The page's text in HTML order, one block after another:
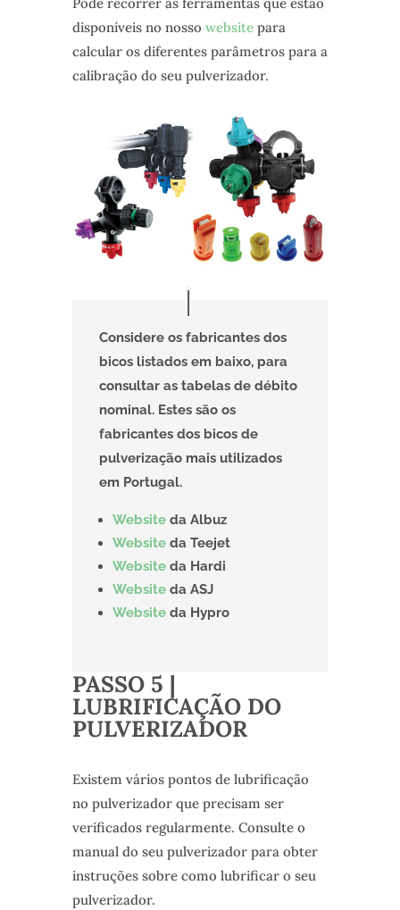
disponíveis no nosso websitepara
calcular os diferentes parâmetros para a
calibração do seu pulverizador.
Considere os fabricantes dos
bicos listados em baixo, para
consultar as tabelas de débito
nominal. Estes são os
fabricantes dos bicos de
pulverização mais utilizados
em Portugal.
Websiteda Albuz
Websiteda Teejet
Websiteda Hardi
Websiteda ASJ
Websiteda Hypro
PASSO 5 |
LUBRIFICAÇÃO DO
PULVERIZADOR
Existem vários pontos de lubrificação
no pulverizador que precisam ser
verificados regularmente. Consulte o
manual do seu pulverizador para obter
instruções sobre como lubrificar o seu
pulverizador.